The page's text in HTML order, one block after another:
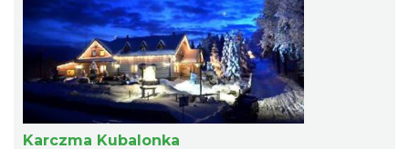
Karczma Kubalonka